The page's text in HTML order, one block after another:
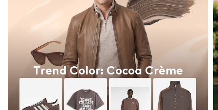
Trend Color: Cocoa Crème